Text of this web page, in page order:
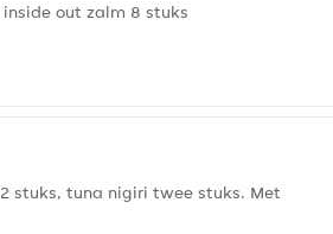
out zalm 8 stuks
stuks, tuna nigiri twee stuks. Met